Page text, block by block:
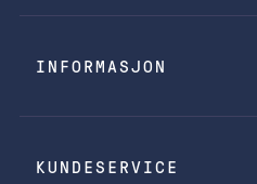
INFORMASJON
KUNDESERVICE